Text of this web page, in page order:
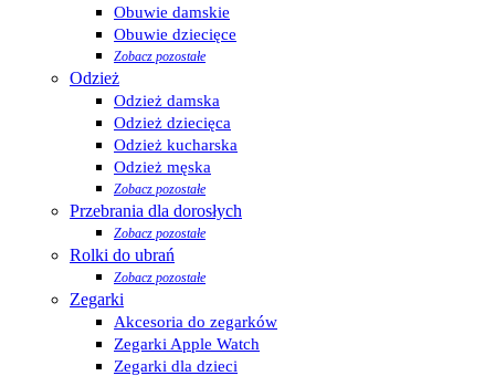
Obuwie damskie
Obuwie dziecięce
Zobacz pozostałe
Odzież
Odzież damska
Odzież dziecięca
Odzież kucharska
Odzież męska
Zobacz pozostałe
Przebrania dla dorosłych
Zobacz pozostałe
Rolki do ubrań
Zobacz pozostałe
Zegarki
Akcesoria do zegarków
Zegarki Apple Watch
Zegarki dla dzieci